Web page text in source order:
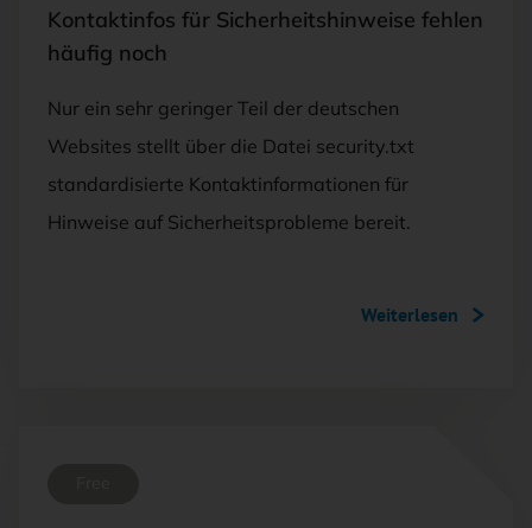
Kontaktinfos für Sicherheitshinweise fehlen
häufig noch
Nur ein sehr geringer Teil der deutschen
Websites stellt über die Datei security.txt
standardisierte Kontaktinformationen für
Hinweise auf Sicherheitsprobleme bereit.
Weiterlesen